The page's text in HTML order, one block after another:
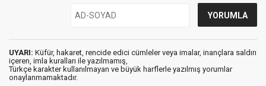
UYARI: Küfür, hakaret, rencide edici cümleler veya imalar, inançlara saldırı
içeren, imla kuralları ile yazılmamış,
Türkçe karakter kullanılmayan ve büyük harflerle yazılmış yorumlar
onaylanmamaktadır.